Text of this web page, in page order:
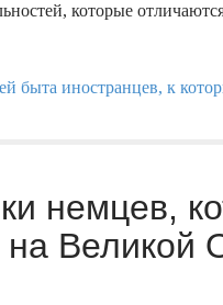
которые
немцев,
на Великой